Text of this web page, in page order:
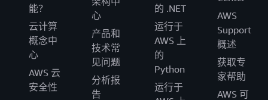
能？
云计算
概念中
心
AWS 云
安全性
心
产品和
技术常
见问题
分析报
告
的 .NET
运行于
AWS 上
的
Python
运行于
AWS
Support
概述
获取专
家帮助
AWS 可